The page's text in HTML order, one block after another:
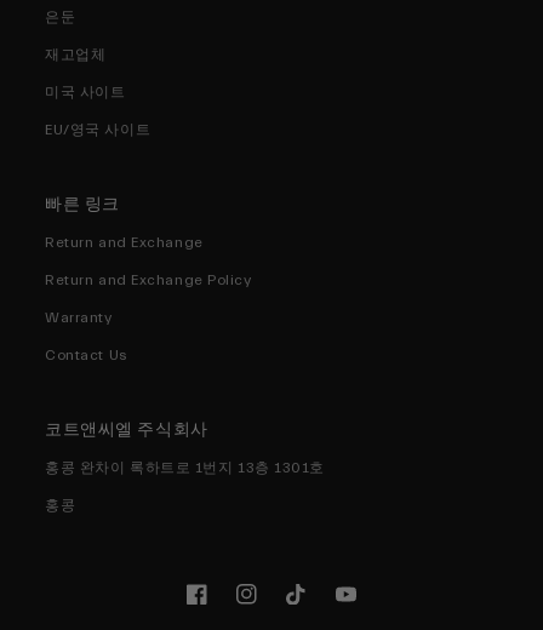
은둔
재고업체
미국 사이트
EU/영국 사이트
빠른 링크
Return and Exchange
Return and Exchange Policy
Warranty
Contact Us
코트앤씨엘 주식회사
홍콩 완차이 록하트로 1번지 13층 1301호
홍콩
페
인
틱
유